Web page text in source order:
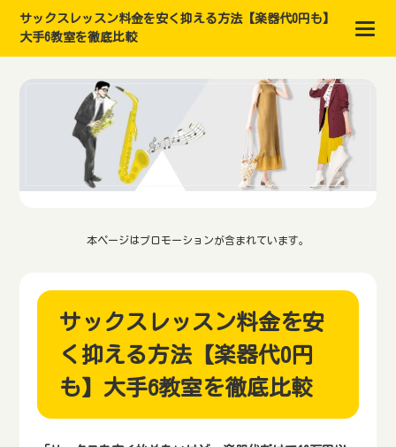
サックスレッスン料金を安く抑える方法【楽器代0円も】
大手6教室を徹底比較
本ページはプロモーションが含まれています。
サックスレッスン料金を安
く抑える方法【楽器代0円
も】大手6教室を徹底比較